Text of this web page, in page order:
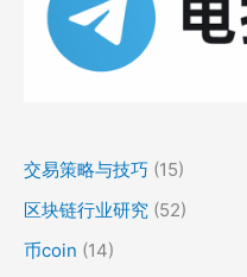
交易策略与技巧 (15)
区块链行业研究 (52)
币coin (14)